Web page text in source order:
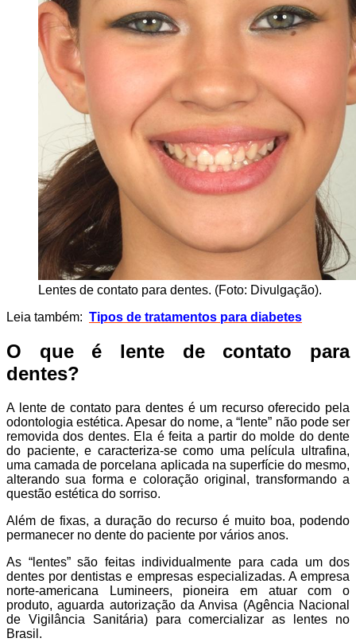
Lentes de contato para dentes. (Foto: Divulgação).
Leia também: Tipos de tratamentos para diabetes
O que é lente de contato para
dentes?
A lente de contato para dentes é um recurso oferecido pela
odontologia estética. Apesar do nome, a “lente” não pode ser
removida dos dentes. Ela é feita a partir do molde do dente
do paciente, e caracteriza-se como uma película ultrafina,
uma camada de porcelana aplicada na superfície do mesmo,
alterando sua forma e coloração original, transformando a
questão estética do sorriso.
Além de fixas, a duração do recurso é muito boa, podendo
permanecer no dente do paciente por vários anos.
As “lentes” são feitas individualmente para cada um dos
dentes por dentistas e empresas especializadas. A empresa
norte-americana Lumineers, pioneira em atuar com o
produto, aguarda autorização da Anvisa (Agência Nacional
de Vigilância Sanitária) para comercializar as lentes no
Brasil.